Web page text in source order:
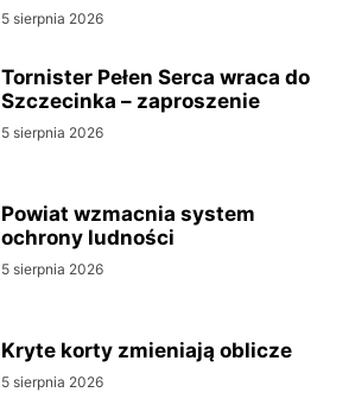
5 sierpnia 2026
Tornister Pełen Serca wraca do
Szczecinka – zaproszenie
5 sierpnia 2026
Powiat wzmacnia system
ochrony ludności
5 sierpnia 2026
Kryte korty zmieniają oblicze
5 sierpnia 2026